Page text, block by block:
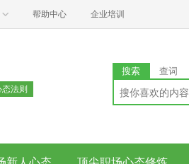
帮助中心 企业培训
法则
搜索 查词